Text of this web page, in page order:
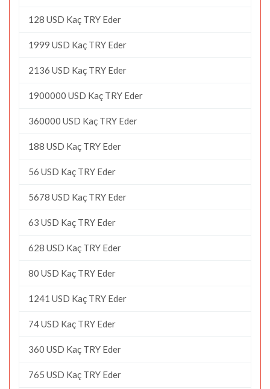
128 USD Kaç TRY Eder
1999 USD Kaç TRY Eder
2136 USD Kaç TRY Eder
1900000 USD Kaç TRY Eder
360000 USD Kaç TRY Eder
188 USD Kaç TRY Eder
56 USD Kaç TRY Eder
5678 USD Kaç TRY Eder
63 USD Kaç TRY Eder
628 USD Kaç TRY Eder
80 USD Kaç TRY Eder
1241 USD Kaç TRY Eder
74 USD Kaç TRY Eder
360 USD Kaç TRY Eder
765 USD Kaç TRY Eder